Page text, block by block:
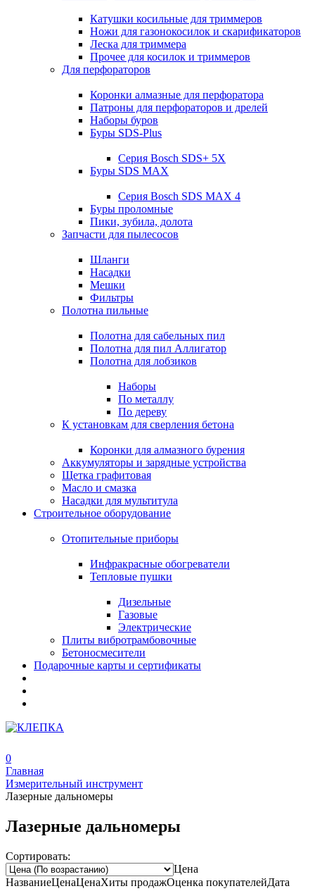
Катушки косильные для триммеров
Ножи для газонокосилок и скарификаторов
Леска для триммера
Прочее для косилок и триммеров
Для перфораторов
Коронки алмазные для перфоратора
Патроны для перфораторов и дрелей
Наборы буров
Буры SDS-Plus
Серия Bosch SDS+ 5X
Буры SDS MAX
Серия Bosch SDS MAX 4
Буры проломные
Пики, зубила, долота
Запчасти для пылесосов
Шланги
Насадки
Мешки
Фильтры
Полотна пильные
Полотна для сабельных пил
Полотна для пил Аллигатор
Полотна для лобзиков
Наборы
По металлу
По дереву
К установкам для сверления бетона
Коронки для алмазного бурения
Аккумуляторы и зарядные устройства
Щетка графитовая
Масло и смазка
Насадки для мультитула
Строительное оборудование
Отопительные приборы
Инфракрасные обогреватели
Тепловые пушки
Дизельные
Газовые
Электрические
Плиты вибротрамбовочные
Бетоносмесители
Подарочные карты и сертификаты
0
Главная
Измерительный инструмент
Лазерные дальномеры
Лазерные дальномеры
Сортировать:
Цена
НазваниеЦенаЦенаХиты продажОценка покупателейДата